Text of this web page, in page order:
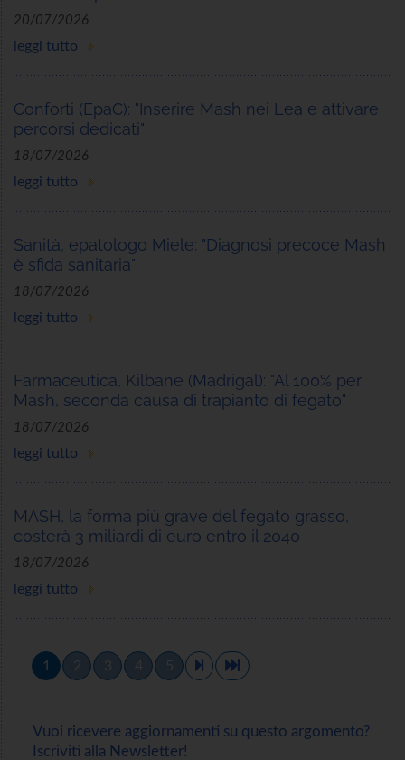
20/07/2026
leggi tutto
Conforti (EpaC): "Inserire Mash nei Lea e attivare
percorsi dedicati"
18/07/2026
leggi tutto
Sanità, epatologo Miele: "Diagnosi precoce Mash
è sfida sanitaria"
18/07/2026
leggi tutto
Farmaceutica, Kilbane (Madrigal): "Al 100% per
Mash, seconda causa di trapianto di fegato"
18/07/2026
leggi tutto
MASH, la forma più grave del fegato grasso,
costerà 3 miliardi di euro entro il 2040
18/07/2026
leggi tutto
1 2 3 4 5
Vuoi ricevere aggiornamenti su questo argomento?
Iscriviti alla Newsletter!